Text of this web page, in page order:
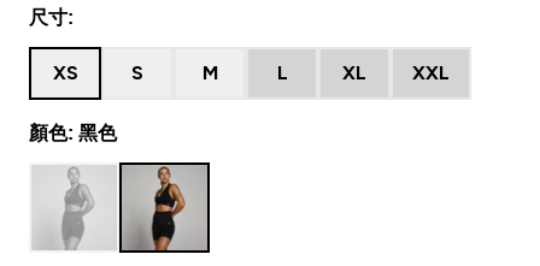
尺寸:
XS S M L XL XXL
顏色: 黑色